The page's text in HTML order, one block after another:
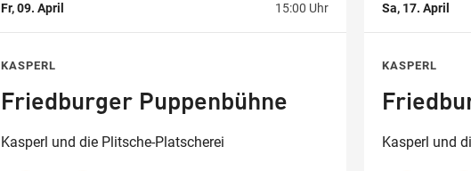
Fr, 09. April 15:00 Uhr
KASPERL
Friedburger Puppenbühne
Kasperl und die Plitsche-Platscherei
Sa, 17. April
KASPERL
Kasperl und